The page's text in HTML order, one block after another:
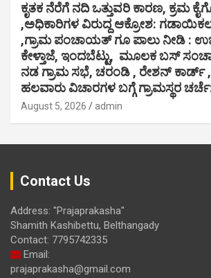
ಕೃತಕ ನೆರೆಗೆ ನದಿ ಒತ್ತುವರಿ ಕಾರಣ, ಕ್ರಮ
,ಅಧಿಕಾರಿಗಳ ವಿರುದ್ದ ಆಕ್ರೋಶ:
,ಗ್ರಾಮ ಪಂಚಾಯತ್ ಗೂ ಪಾಲು ನೀಡಿ :
ಕೇಳ್ತಾಜೆ, ಇಂದಬೆಟ್ಟು, ಮೂಲಕ ಬಸ್
ನಡ ಗ್ರಾಮ ಸಭೆ, ಚರಂಡಿ , ರೇಶನ್ ಕಾರ್ಡ್
ಹಲವಾರು ವಿಚಾರಗಳ ಬಗ್ಗೆ ಗ್ರಾಮಸ್ಥರ
August 5, 2026 admin
Contact Us
Address: "Prajaprakasha"
Shamith Kashibettu, Belthangady
Contact: 7795742335
Email:
prajaprakasha@gmail.com